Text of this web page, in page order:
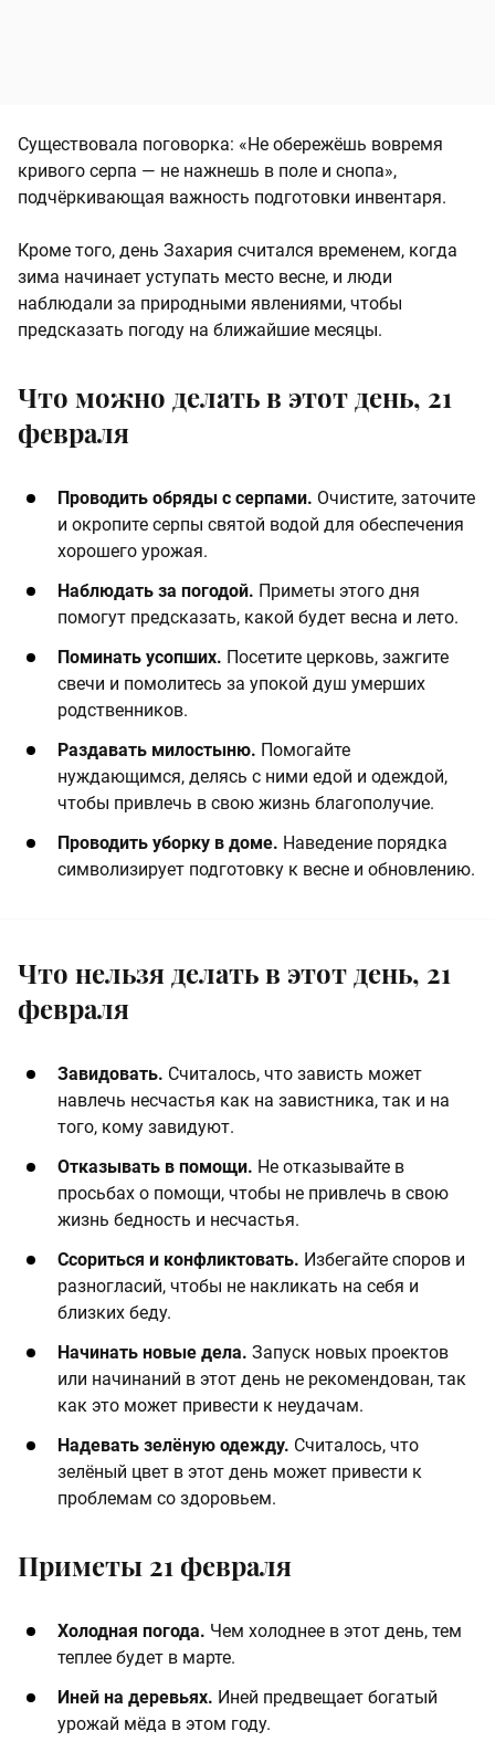
Существовала поговорка: «Не обережёшь вовремя
кривого серпа — не нажнешь в поле и снопа»,
подчёркивающая важность подготовки инвентаря.
Кроме того, день Захария считался временем, когда
зима начинает уступать место весне, и люди
наблюдали за природными явлениями, чтобы
предсказать погоду на ближайшие месяцы.
Что можно делать в этот день, 21
февраля
Проводить обряды с серпами. Очистите, заточите
и окропите серпы святой водой для обеспечения
хорошего урожая.
Наблюдать за погодой. Приметы этого дня
помогут предсказать, какой будет весна и лето.
Поминать усопших. Посетите церковь, зажгите
свечи и помолитесь за упокой душ умерших
родственников.
Раздавать милостыню. Помогайте
нуждающимся, делясь с ними едой и одеждой,
чтобы привлечь в свою жизнь благополучие.
Проводить уборку в доме. Наведение порядка
символизирует подготовку к весне и обновлению.
Что нельзя делать в этот день, 21
февраля
Завидовать. Считалось, что зависть может
навлечь несчастья как на завистника, так и на
того, кому завидуют.
Отказывать в помощи. Не отказывайте в
просьбах о помощи, чтобы не привлечь в свою
жизнь бедность и несчастья.
Ссориться и конфликтовать. Избегайте споров и
разногласий, чтобы не накликать на себя и
близких беду.
Начинать новые дела. Запуск новых проектов
или начинаний в этот день не рекомендован, так
как это может привести к неудачам.
Надевать зелёную одежду. Считалось, что
зелёный цвет в этот день может привести к
проблемам со здоровьем.
Приметы 21 февраля
Холодная погода. Чем холоднее в этот день, тем
теплее будет в марте.
Иней на деревьях. Иней предвещает богатый
урожай мёда в этом году.